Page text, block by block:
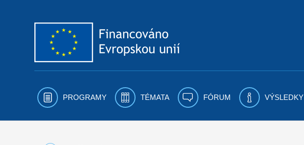
PROGRAMY TÉMATA FÓRUM VÝSLEDKY